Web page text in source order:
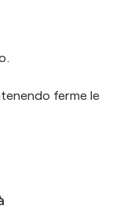
ferme le